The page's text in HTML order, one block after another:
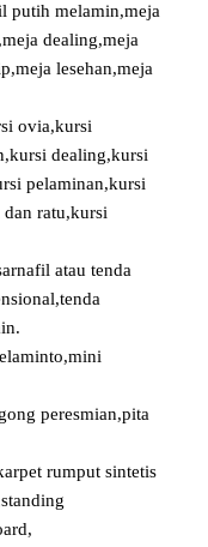
putih melamin,meja
dealing,meja
lesehan,meja
ovia,kursi
dealing,kursi
pelaminan,kursi
ratu,kursi
atau tenda
peresmian,pita
rumput sintetis